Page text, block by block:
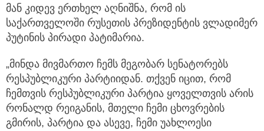
მან კიდევ ერთხელ აღნიშნა, რომ ის
საქართველოში რუსეთის პრეზიდენტის ვლადიმერ
პუტინის პირადი პატიმარია.
„მინდა მივმართო ჩემს მეგობარ სენატორებს
რესპუბლიკური პარტიიდან. თქვენ იცით, რომ
ჩემთვის რესპუბლიკური პარტია ყოველთვის არის
რონალდ რეიგანის, მთელი ჩემი ცხოვრების
გმირის, პარტია და ასევე, ჩემი უახლოესი